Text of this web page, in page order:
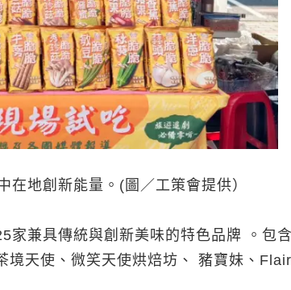
地創新能量。(圖／工策會提供）
家兼具傳統與創新美味的特色品牌 。包
天使、微笑天使烘焙坊、 豬寶妹、